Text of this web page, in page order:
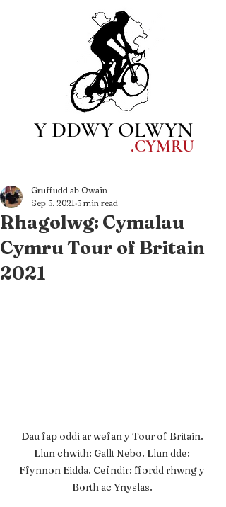
Y DDWY OLWYN
.CYMRU
Rhagolwg: Cymalau
Cymru Tour of Britain
2021
Gruffudd ab Owain
Sep 5, 2021 5 min read
Dau fap oddi ar wefan y Tour of Britain.
Llun chwith: Gallt Nebo. Llun dde:
Ffynnon Eidda. Cefndir: ffordd rhwng y
Borth ac Ynyslas.